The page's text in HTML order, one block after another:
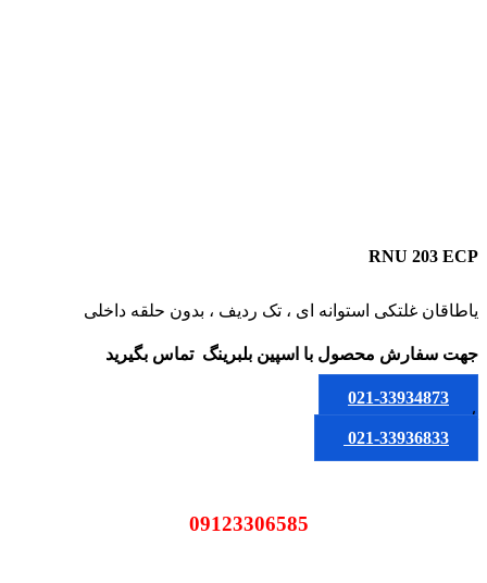
RNU 203 ECP
یاطاقان غلتکی استوانه ای ، تک ردیف ، بدون حلقه داخلی
جهت سفارش محصول با اسپین بلبرینگ تماس بگیرید
021-33934873
یا
021-33936833